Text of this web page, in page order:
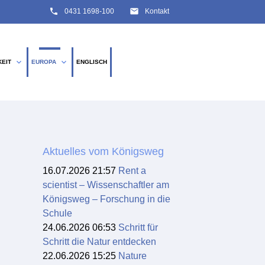
email Kontakt
phone 0431 1698-100
expand_more EUROPA expand_more ENGLISCH
SUCHEN
Aktuelles vom Königsweg
16.07.2026 21:57 Rent a
scientist – Wissenschaftler am
Königsweg – Forschung in die
Schule
24.06.2026 06:53 Schritt für
Schritt die Natur entdecken
22.06.2026 15:25 Nature